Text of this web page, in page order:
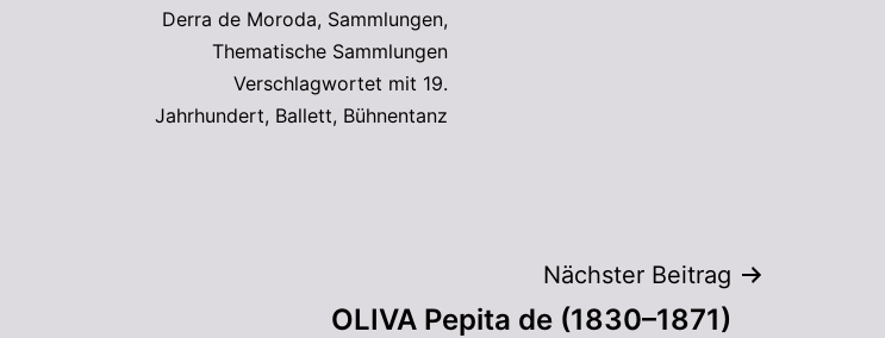
Derra de Moroda, Sammlungen,
Thematische Sammlungen
Verschlagwortet mit 19.
Jahrhundert, Ballett, Bühnentanz
Nächster Beitrag
OLIVA Pepita de (1830–1871)